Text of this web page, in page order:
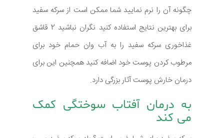
چگونه آن را نرم نمایید شما ممکن است از سرکه سفید
برای بهترین نتایج استفاده کنید نگران نباشید 2 قاشق
غذاخوری سرکه سفید را به آب وان حمام خود برای
مرطوب کردن پوست خود اضافه کنید همچنین این برای
درمان خارش پوست آثار بزرگی دارد.
به درمان آفتاب سوختگی کمک
می کند